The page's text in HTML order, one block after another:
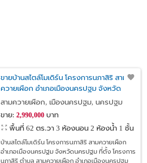
ขายบ้านสไตล์โมเดิร์น โครงการนภาสิริ สาม
ควายเผือก อำเภอเมืองนครปฐม จังหวัด
นครปฐม
สามควายเผือก, เมืองนครปฐม, นครปฐม
ขาย: 2,990,000บาท
พื้นที่ 62 ตร.วา 3 ห้องนอน 2 ห้องน้ำ 1 ชั้น
บ้านสไตล์โมเดิร์น โครงการนภาสิริ สามควายเผือก
อำเภอเมืองนครปฐม จังหวัดนครปฐม ที่ตั้ง โครงการ
นภาสิริ ตำบล สามควายเผือก อำเภอเมืองนครปฐม